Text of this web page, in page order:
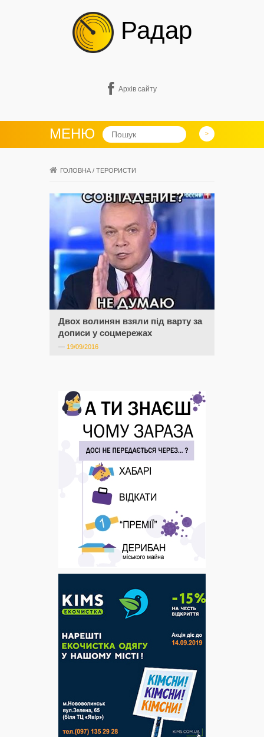
Радар
Архів сайту
МЕНЮ
ГОЛОВНА / ТЕРОРИСТИ
Двох волинян взяли під варту за
дописи у соцмережах
— 19/09/2016